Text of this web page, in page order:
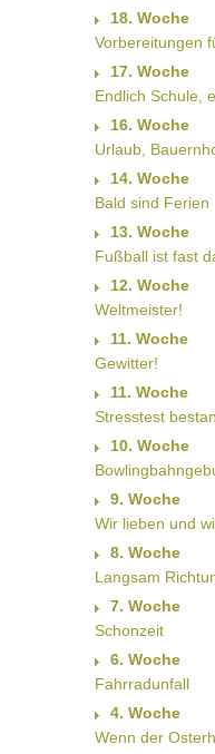
18. Woche
Vorbereitungen
17. Woche
Endlich Schule,
16. Woche
Urlaub,
14. Woche
Bald sind Ferien
13. Woche
Fußball ist fast
12. Woche
Weltmeister!
11. Woche
Gewitter!
11. Woche
Stresstest
10. Woche
9. Woche
Wir lieben und
8. Woche
Langsam
7. Woche
Schonzeit
6. Woche
Fahrradunfall
4. Woche
Wenn der